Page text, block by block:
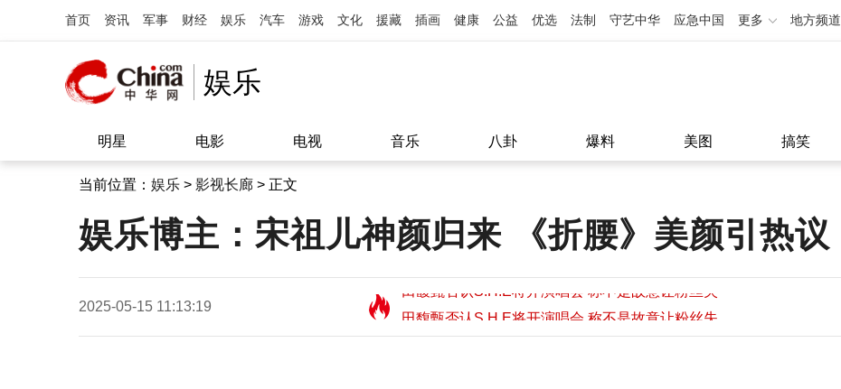
首页 资讯 军事 财经 娱乐 汽车 游戏 文化 援藏 插画 健康 公益 优选 法制 守艺中华 应急中国 更多 地方频道
娱乐
明星 电影 电视 音乐 八卦 爆料 美图 搞笑
当前位置： 娱乐 > 影视长廊 > 正文
娱乐博主：宋祖儿神颜归来 《折腰》美颜引热议
2025-05-15 11:13:19
望11:08
田馥甄否认S.H.E将开演唱会 称不是故意让粉丝失